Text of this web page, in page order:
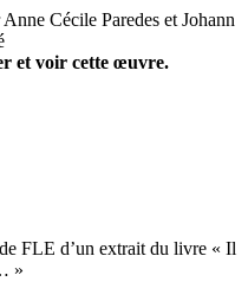
Cécile Paredes et Johann
et voir cette œuvre.
FLE d’un extrait du livre « Il
»